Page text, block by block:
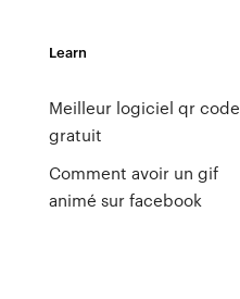
Learn
Meilleur logiciel qr code
gratuit
Comment avoir un gif
animé sur facebook